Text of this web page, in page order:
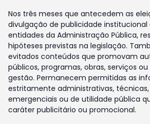
Nos três meses que antecedem as
divulgação de publicidade institucional
entidades da Administração Pública,
hipóteses previstas na legislação.
evitados conteúdos que promovam
públicos, programas, obras, serviços
gestão. Permanecem permitidas as
estritamente administrativas, técnicas,
emergenciais ou de utilidade pública
caráter publicitário ou promocional.